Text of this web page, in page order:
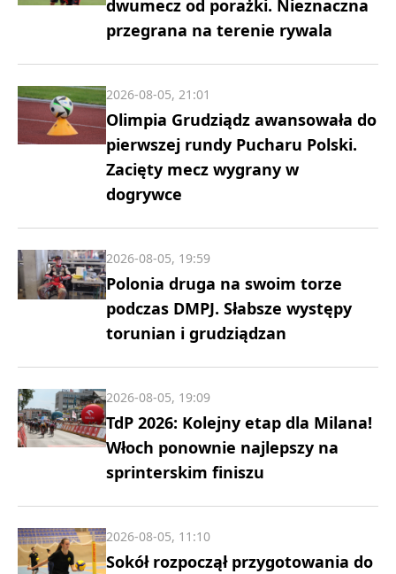
dwumecz od porażki. Nieznaczna
przegrana na terenie rywala
Olimpia Grudziądz awansowała do
pierwszej rundy Pucharu Polski.
Zacięty mecz wygrany w
dogrywce
2026-08-05, 21:01
Polonia druga na swoim torze
podczas DMPJ. Słabsze występy
torunian i grudziądzan
2026-08-05, 19:59
TdP 2026: Kolejny etap dla Milana!
Włoch ponownie najlepszy na
sprinterskim finiszu
2026-08-05, 19:09
Sokół rozpoczął przygotowania do
2026-08-05, 11:10